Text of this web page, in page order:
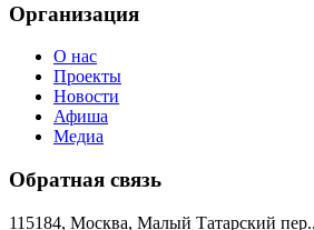
Организация
О нас
Проекты
Новости
Афиша
Медиа
Обратная связь
115184, Москва, Малый Татарский